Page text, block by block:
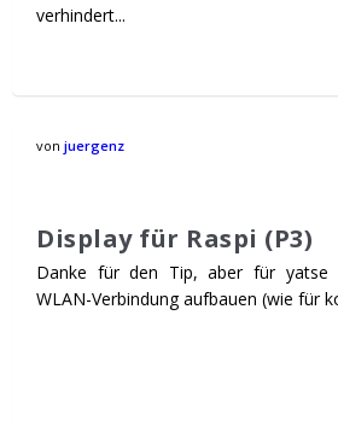
verhindert...
von juergenz
Display für Raspi (P3)
Danke für den Tip, aber für yatse
WLAN-Verbindung aufbauen (wie für